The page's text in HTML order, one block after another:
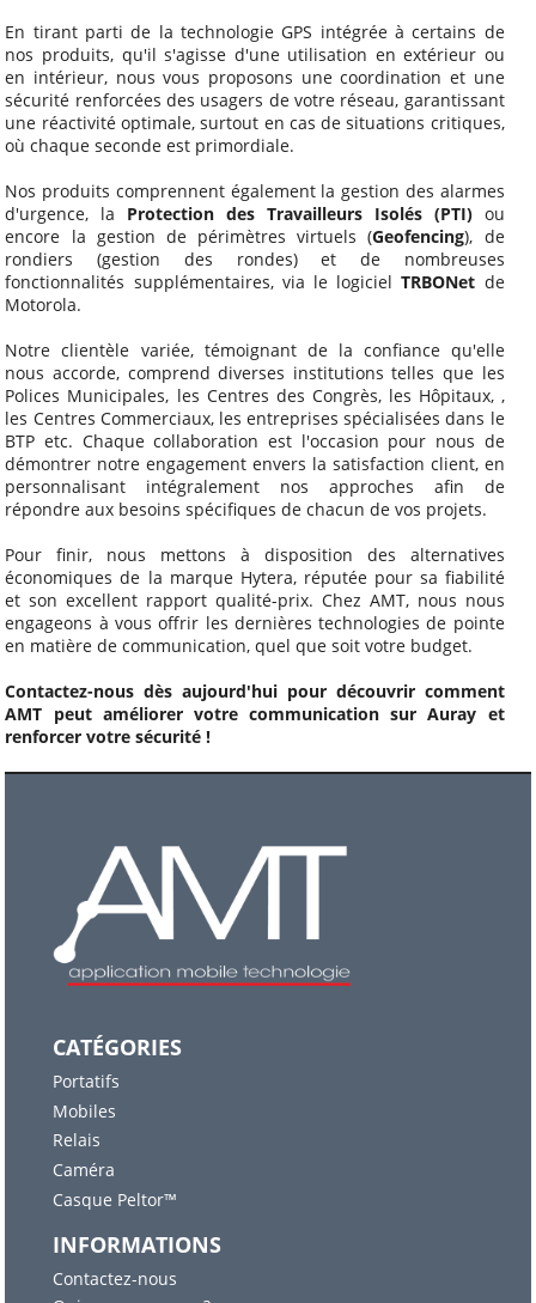
En tirant parti de la technologie GPS intégrée à certains de
nos produits, qu'il s'agisse d'une utilisation en extérieur ou
en intérieur, nous vous proposons une coordination et une
sécurité renforcées des usagers de votre réseau, garantissant
une réactivité optimale, surtout en cas de situations critiques,
où chaque seconde est primordiale.
Nos produits comprennent également la gestion des alarmes
d'urgence, la Protection des Travailleurs Isolés (PTI)ou
encore la gestion de périmètres virtuels (Geofencing), de
rondiers (gestion des rondes) et de nombreuses
fonctionnalités supplémentaires, via le logicielTRBONet de
Motorola.
Notre clientèle variée, témoignant de la confiance qu'elle
nous accorde, comprend diverses institutions telles que les
Polices Municipales, les Centres des Congrès, les Hôpitaux, ,
les Centres Commerciaux, les entreprises spécialisées dans le
BTP etc. Chaque collaboration est l'occasion pour nous de
démontrer notre engagement envers la satisfaction client, en
personnalisant intégralement nos approches afin de
répondre aux besoins spécifiques de chacun de vos projets.
Pour finir, nous mettons à disposition des alternatives
économiques de la marque Hytera, réputée pour sa fiabilité
et son excellent rapport qualité-prix. Chez AMT, nous nous
engageons à vous offrir les dernières technologies de pointe
en matière de communication, quel que soit votre budget.
Contactez-nous dès aujourd'hui pour découvrir comment
AMT peut améliorer votre communication sur Auray et
renforcer votre sécurité !
CATÉGORIES
Portatifs
Mobiles
Relais
Caméra
Casque Peltor™
INFORMATIONS
Contactez-nous